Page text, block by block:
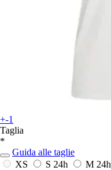
+-1
Taglia
*
Guida alle taglie
XS
S 24h M 24h